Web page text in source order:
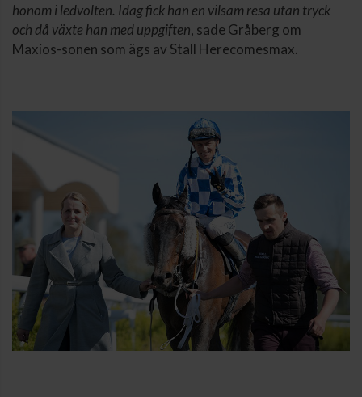
honom i ledvolten. Idag fick han en vilsam resa utan tryck
och då växte han med uppgiften, sade Gråberg om
Maxios-sonen som ägs av Stall Herecomesmax.